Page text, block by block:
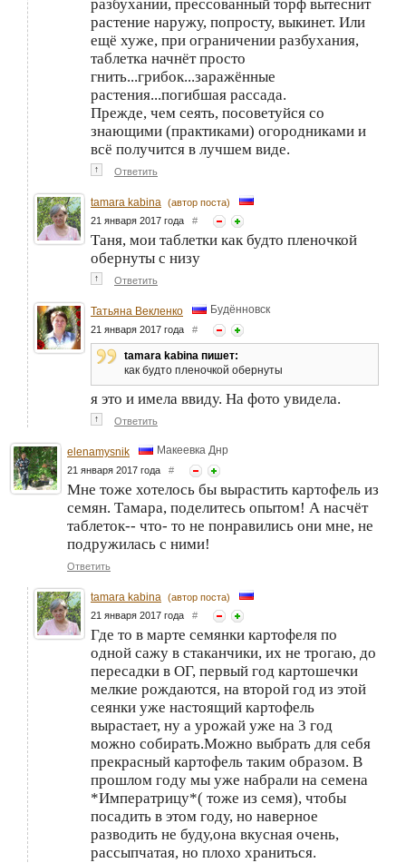
разбухании, прессованный торф вытеснит
растение наружу, попросту, выкинет. Или
ещё хуже, при ограничении разбухания,
таблетка начнёт просто
гнить...грибок...заражённые
растения...погибшая рассада.
Прежде, чем сеять, посоветуйся со
знающими (практиками) огородниками и
всё получится в лучшем виде.
↑ Ответить
tamara kabina (автор поста)
21 января 2017 года #
Таня, мои таблетки как будто пленочкой
обернуты с низу
↑ Ответить
Татьяна Векленко Будённовск
21 января 2017 года #
tamara kabina пишет:
как будто пленочкой обернуты
я это и имела ввиду. На фото увидела.
↑ Ответить
elenamysnik Макеевка Днр
21 января 2017 года #
Мне тоже хотелось бы вырастить картофель из
семян. Тамара, поделитесь опытом! А насчёт
таблеток-- что- то не понравились они мне, не
подружилась с ними!
Ответить
tamara kabina (автор поста)
21 января 2017 года #
Где то в марте семянки картофеля по
одной сажу в стаканчики, их не трогаю, до
пересадки в ОГ, первый год картошечки
мелкие рождаются, на второй год из этой
сеянки уже настоящий картофель
вырастает, ну а урожай уже на 3 год
можно собирать.Можно выбрать для себя
прекрасный картофель таким образом. В
прошлом году мы уже набрали на семена
*Императрицу*( тоже из семя), чтобы
посадить в этом году, но наверное
разводить не буду,она вкусная очень,
рассыпчатая, но плохо храниться.